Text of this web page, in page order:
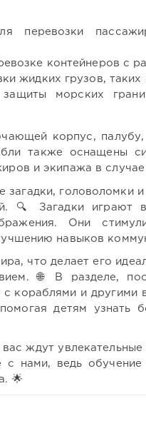
перевозки
контейнеров с
жидких грузов, таких
морских
корпус, палубу,
также оснащены
и экипажа в случае
головоломки
🔍 Загадки
Они
навыков
что делает его
🌐 В разделе,
кораблями и другими
детям узнать
ждут
с нами, ведь
🌟